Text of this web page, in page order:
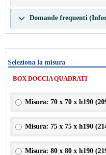
Domande frequenti
Seleziona la misura
BOX DOCCIA QUADRATI
Misura: 70 x 70 x h190 (
Misura: 75 x 75 x h190 (
Misura: 80 x 80 x h190 (